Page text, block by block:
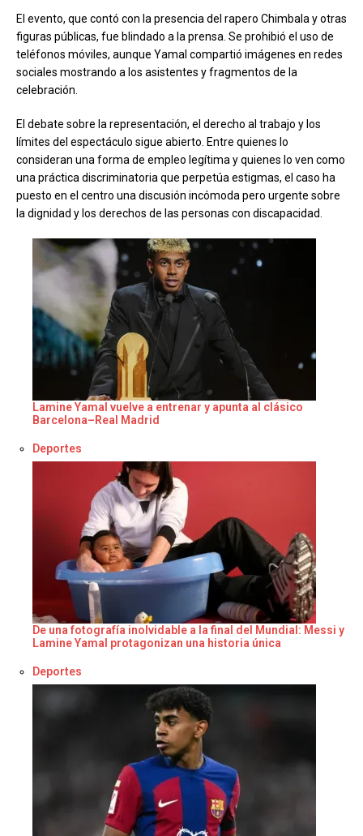
El evento, que contó con la presencia del rapero Chimbala y otras
figuras públicas, fue blindado a la prensa. Se prohibió el uso de
teléfonos móviles, aunque Yamal compartió imágenes en redes
sociales mostrando a los asistentes y fragmentos de la
celebración.
El debate sobre la representación, el derecho al trabajo y los
límites del espectáculo sigue abierto. Entre quienes lo
consideran una forma de empleo legítima y quienes lo ven como
una práctica discriminatoria que perpetúa estigmas, el caso ha
puesto en el centro una discusión incómoda pero urgente sobre
la dignidad y los derechos de las personas con discapacidad.
Lamine Yamal vuelve a entrenar y apunta al clásico
Barcelona–Real Madrid
Respecto a
Deportes
De una fotografía inolvidable a la final del Mundial: Messi y
Lamine Yamal protagonizan una historia única
Respecto a
Deportes